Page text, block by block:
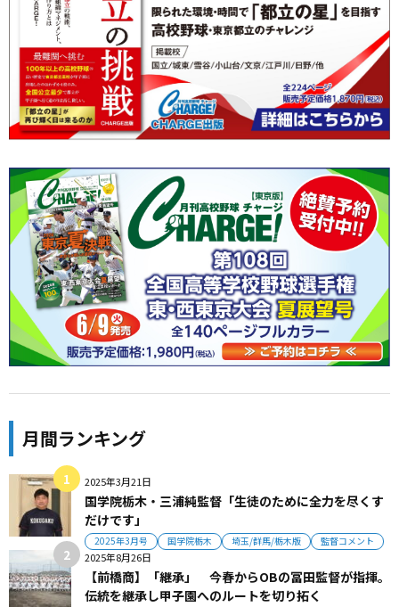
月間ランキング
2025年3月21日
国学院栃木・三浦純監督「生徒のために全力を尽くす
だけです」
2025年3月号 国学院栃木 埼玉/群馬/栃木版 監督コメント
2025年8月26日
【前橋商】「継承」 今春からOBの冨田監督が指揮。
伝統を継承し甲子園へのルートを切り拓く